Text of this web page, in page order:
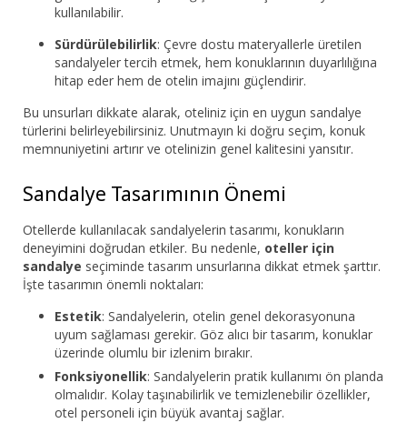
kullanılabilir.
Sürdürülebilirlik: Çevre dostu materyallerle üretilen
sandalyeler tercih etmek, hem konuklarının duyarlılığına
hitap eder hem de otelin imajını güçlendirir.
Bu unsurları dikkate alarak, oteliniz için en uygun sandalye
türlerini belirleyebilirsiniz. Unutmayın ki doğru seçim, konuk
memnuniyetini artırır ve otelinizin genel kalitesini yansıtır.
Sandalye Tasarımının Önemi
Otellerde kullanılacak sandalyelerin tasarımı, konukların
deneyimini doğrudan etkiler. Bu nedenle, oteller için
sandalye seçiminde tasarım unsurlarına dikkat etmek şarttır.
İşte tasarımın önemli noktaları:
Estetik: Sandalyelerin, otelin genel dekorasyonuna
uyum sağlaması gerekir. Göz alıcı bir tasarım, konuklar
üzerinde olumlu bir izlenim bırakır.
Fonksiyonellik: Sandalyelerin pratik kullanımı ön planda
olmalıdır. Kolay taşınabilirlik ve temizlenebilir özellikler,
otel personeli için büyük avantaj sağlar.